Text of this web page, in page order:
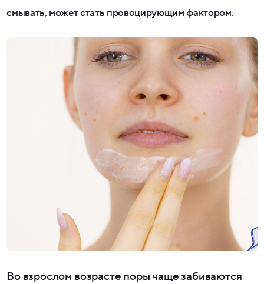
смывать, может стать провоцирующим фактором.
Во взрослом возрасте поры чаще забиваются